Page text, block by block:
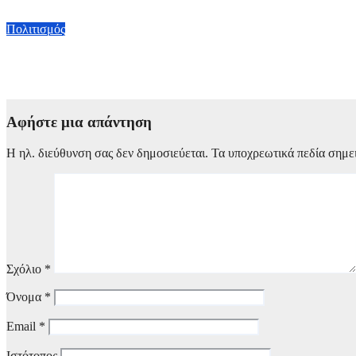
Πολιτισμός
Αφήστε μια απάντηση
Η ηλ. διεύθυνση σας δεν δημοσιεύεται. Τα υποχρεωτικά πεδία
Σχόλιο *
Όνομα *
Email *